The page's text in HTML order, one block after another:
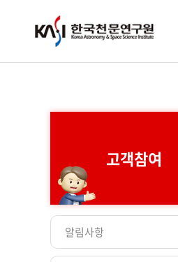
고객참여
알림사항